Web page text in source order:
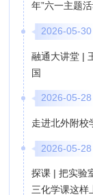
年”六一主题
2026-05-30
融通大讲堂 |
国
2026-05-28
走进北外附校
2026-05-28
探课 | 把实验
三化学课这样